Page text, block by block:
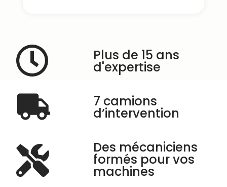
Plus de 15 ans
d'expertise
7 camions
d’intervention
Des mécaniciens
formés pour vos
machines